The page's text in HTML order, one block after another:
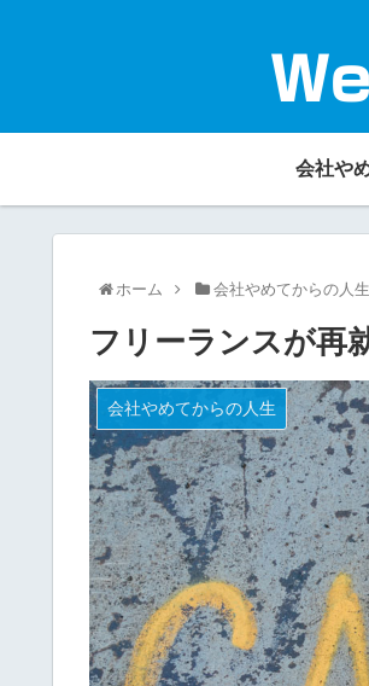
会社や
ホーム 会社やめてからの人生
フリーランスが再
会社やめてからの人生